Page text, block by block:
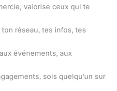
valorise ceux qui te
réseau, tes infos, tes
événements, aux
sois quelqu’un sur